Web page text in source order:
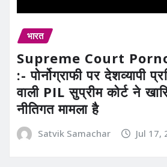
भारत
Supreme Court
:- पोर्नोग्राफी पर देशव्यापी
वाली PIL सुप्रीम कोर्ट ने
नीतिगत मामला है
Satvik Samachar Jul 17,